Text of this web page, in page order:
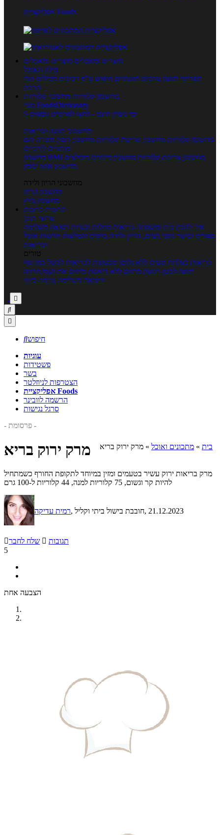
אפליקציית Foods
מוצרים ומאכלים מוצרים ומאכלים
מילון האוכל
תפריטי תזונה ערכים תזונתיים חיפוש ע"פ רכיבים מכילים הכי
הרבה
מחשבון קלוריות מחשבון קלוריות
מנוי FoodsDictionary
5 ימי ניסיון חינם - לחצו לפרטים נוספים
מחשבוני תזונה ובריאות
מחשבון קלוריות מחשבון שריפת קלוריות מחשבון דופק מטרה יחס
מותניים לירכיים
מחשבון BMI
מחשבון צריכת קלוריות מחשבון מינונים מומלצים
מחשבון אחוז שומן
מחשבוני הריון ולידה
מחשבון הריון
מחשבון ביוץ
כתבות כתבות
ערוצי תוכן
איך להכין בית ומשפחה בריאות מחלות ובעיות רפואה משלימה
ספורט וכושר גופני נשים, הריון ולידה טיפים והמלצות חדשות אוכל
ובריאות
טורים
בריאות בצלחת טעים ללא גלוטן טבעונות לבריאות לבשל כמו שף
תזונה לבטן רגועה מרזים ללא דיאטה מזיזים את הגוף הרזיה
ורפואה משלימה גורמה ביתי



חיפוש
עוגיות
פשטידות
בשר
הצטרפות לניוזלטר
אפליקציית Foods
הרשמה לוובינר
סרגל נגישות
- פרסומת -
בית » מתכונים ואוכל » מרק ירוק בריא מרק ירוק בריא
מרק בריאות ירוק עשיר בטעמים ומזין במיוחד לתקופת החורף כשמתחיל
להיות קר וגשום, 75 קלוריות למנה, 44 קלוריות ל-100 גרם
רמית עדיקה , חובבת בישול ביתי וקליל, 21.12.2023
שלח לחבר  תגובות
5
הצבעה אחת